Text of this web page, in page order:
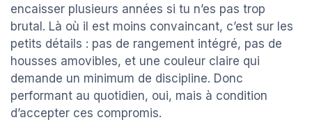
encaisser plusieurs années si tu n’es pas trop
brutal. Là où il est moins convaincant, c’est sur les
petits détails : pas de rangement intégré, pas de
housses amovibles, et une couleur claire qui
demande un minimum de discipline. Donc
performant au quotidien, oui, mais à condition
d’accepter ces compromis.